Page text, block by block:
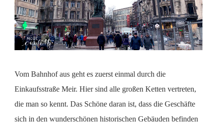
Vom Bahnhof aus geht es zuerst einmal durch die
Einkaufsstraße Meir. Hier sind alle großen Ketten vertreten,
die man so kennt. Das Schöne daran ist, dass die Geschäfte
sich in den wunderschönen historischen Gebäuden befinden